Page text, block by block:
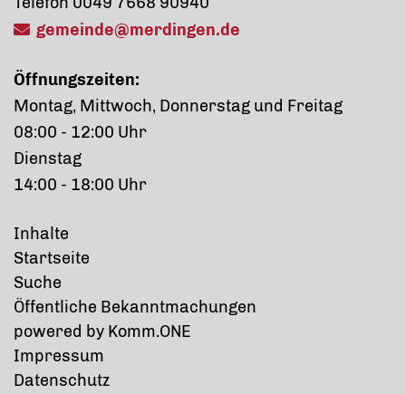
gemeinde@merdingen.de
Öffnungszeiten:
Montag, Mittwoch, Donnerstag und Freitag
08:00 - 12:00 Uhr
Dienstag
14:00 - 18:00 Uhr
Inhalte
Startseite
Suche
Öffentliche Bekanntmachungen
powered by Komm.ONE
Impressum
Datenschutz